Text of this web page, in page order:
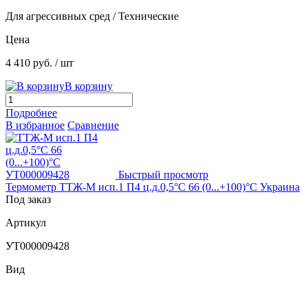
Для агрессивных сред / Технические
Цена
4 410 руб. / шт
В корзину
Подробнее
В избранное Сравнение
Быстрый просмотр
Термометр ТТЖ-М исп.1 П4 ц.д.0,5°С 66 (0...+100)°С Украина
Под заказ
Артикул
УТ000009428
Вид